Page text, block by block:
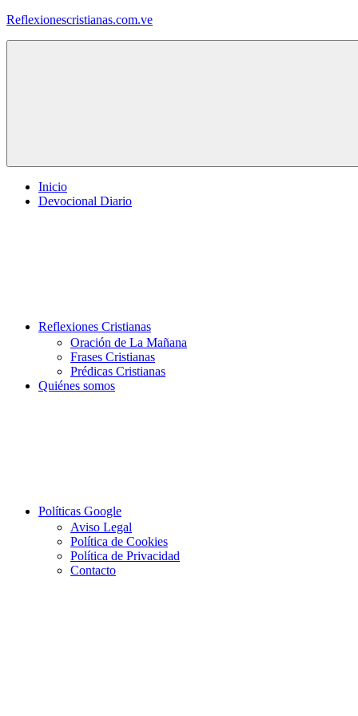
Saltar
Reflexionescristianas.com.ve
Inicio
Devocional Diario
Reflexiones Cristianas
Oración de La Mañana
Frases Cristianas
Prédicas Cristianas
Quiénes somos
Políticas Google
Aviso Legal
Política de Cookies
Política de Privacidad
Contacto